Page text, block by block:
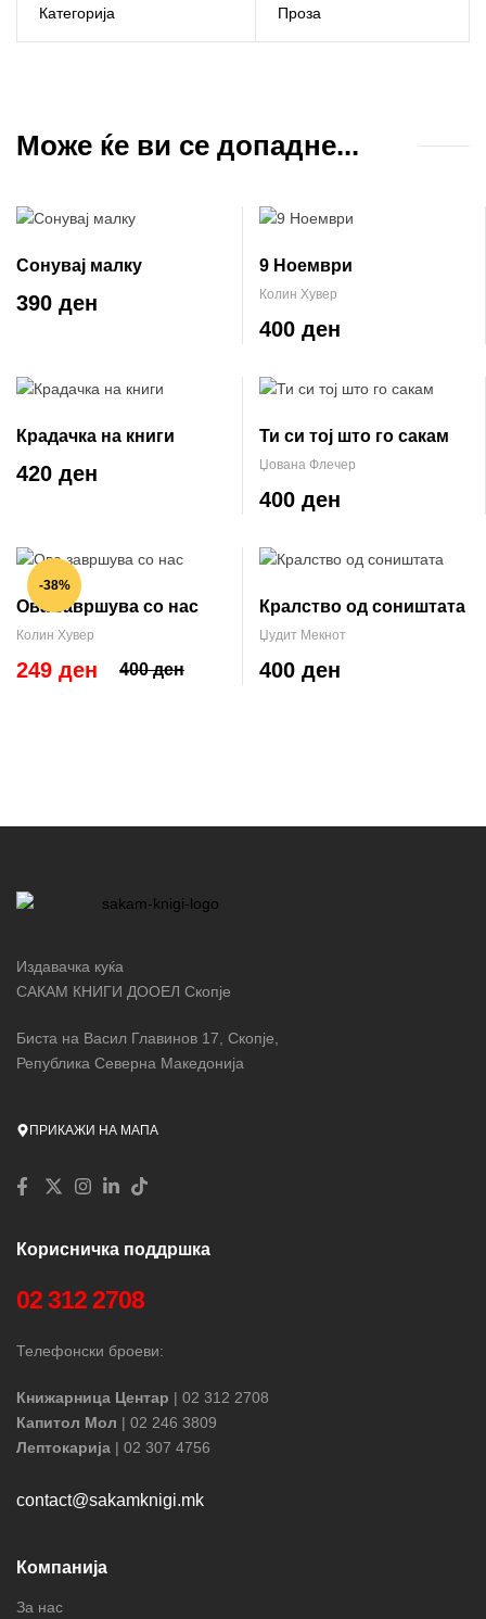
Категорија Проза
Може ќе ви се допадне...
Сонувај малку
390 ден
9 Ноември
Колин Хувер
400 ден
Крадачка на книги
420 ден
Ти си тој што го сакам
Џована Флечер
400 ден
-38%
Ова завршува со нас
Колин Хувер
400 ден
249 ден
Кралство од соништата
Џудит Мекнот
400 ден
Издавачка куќа
САКАМ КНИГИ ДООЕЛ Скопје
Биста на Васил Главинов 17, Скопје,
Република Северна Македонија
ПРИКАЖИ НА МАПА
Корисничка поддршка
02 312 2708
Телефонски броеви:
Книжарница Центар | 02 312 2708
Капитол Мол | 02 246 3809
Лептокарија | 02 307 4756
contact@sakamknigi.mk
Компанија
За нас